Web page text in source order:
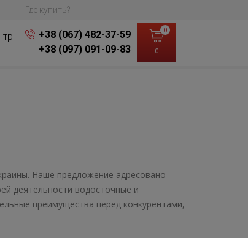
Где купить?
+38 (067) 482-37-59
+38 (097) 091-09-83
0
0
Наше предложение адресовано
деятельности водосточные и
преимущества перед конкурентами,